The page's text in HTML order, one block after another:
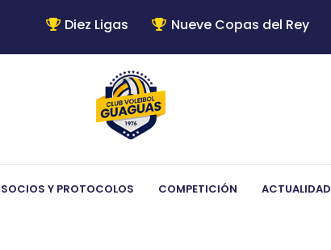
Diez Ligas Nueve Copas del Rey
SOCIOS Y PROTOCOLOS COMPETICIÓN ACTUALIDAD